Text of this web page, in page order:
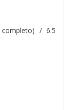
completo) / 6.5